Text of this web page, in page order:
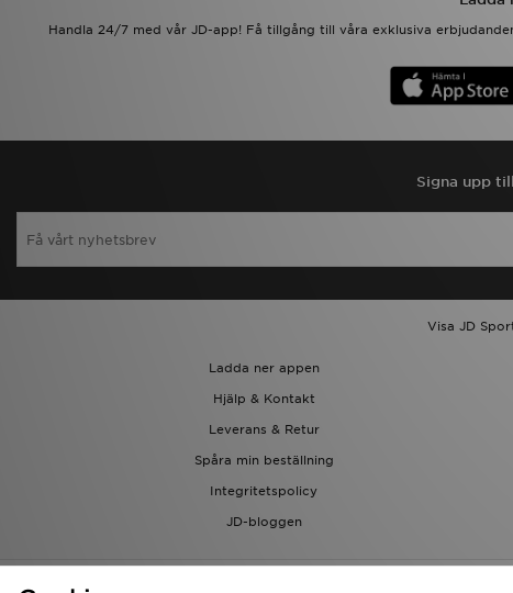
Handla 24/7 med vår JD-app! Få tillgång till våra exklusiva
Signa upp
Visa JD
Ladda ner appen
Hjälp & Kontakt
Leverans & Retur
Spåra min beställning
Integritetspolicy
JD-bloggen